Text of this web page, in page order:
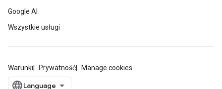
Google AI
Wszystkie usługi
Warunki Prywatność Manage cookies